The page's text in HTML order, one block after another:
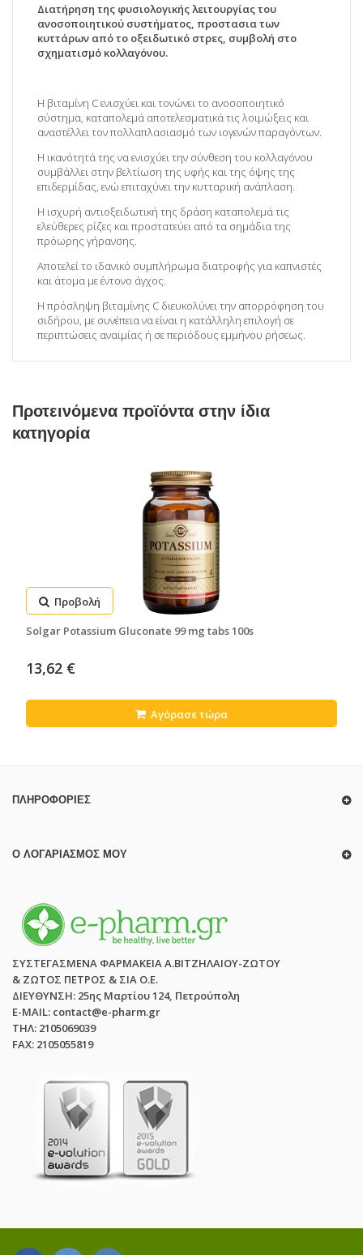
Διατήρηση της φυσιολογικής λειτουργίας του
ανοσοποιητικού συστήματος, προστασια των
κυττάρων από το οξειδωτικό στρες, συμβολή στο
σχηματισμό κολλαγόνου.
Η βιταμίνη C ενισχύει και τονώνει το ανοσοποιητικό
σύστημα, καταπολεμά αποτελεσματικά τις λοιμώξεις και
αναστέλλει τον πολλαπλασιασμό των ιογενών παραγόντων.
Η ικανότητά της να ενισχύει την σύνθεση του κολλαγόνου
συμβάλλει στην βελτίωση της υφής και της όψης της
επιδερμίδας, ενώ επιταχύνει την κυτταρική ανάπλαση.
Η ισχυρή αντιοξειδωτική της δράση καταπολεμά τις
ελεύθερες ρίζες και προστατεύει από τα σημάδια της
πρόωρης γήρανσης.
Αποτελεί το ιδανικό συμπλήρωμα διατροφής για καπνιστές
και άτομα με έντονο άγχος.
Η πρόσληψη βιταμίνης C διευκολύνει την απορρόφηση του
σιδήρου, με συνέπεια να είναι η κατάλληλη επιλογή σε
περιπτώσεις αναιμίας ή σε περιόδους εμμήνου ρήσεως.
Προτεινόμενα προϊόντα στην ίδια
κατηγορία
Προβολή
Solgar Potassium Gluconate 99 mg tabs 100s
13,62 €
Αγόρασε τώρα
ΠΛΗΡΟΦΟΡΊΕΣ
Ο ΛΟΓΑΡΙΑΣΜΌΣ ΜΟΥ
ΣΥΣΤΕΓΑΣΜΕΝΑ ΦΑΡΜΑΚΕΙΑ Α.ΒΙΤΖΗΛΑΙΟΥ-ΖΩΤΟΥ
& ΖΩΤΟΣ ΠΕΤΡΟΣ & ΣΙΑ Ο.Ε.
ΔΙΕΥΘΥΝΣΗ: 25ης Μαρτίου 124, Πετρούπολη
E-MAIL: contact@e-pharm.gr
ΤΗΛ: 2105069039
FAX: 2105055819